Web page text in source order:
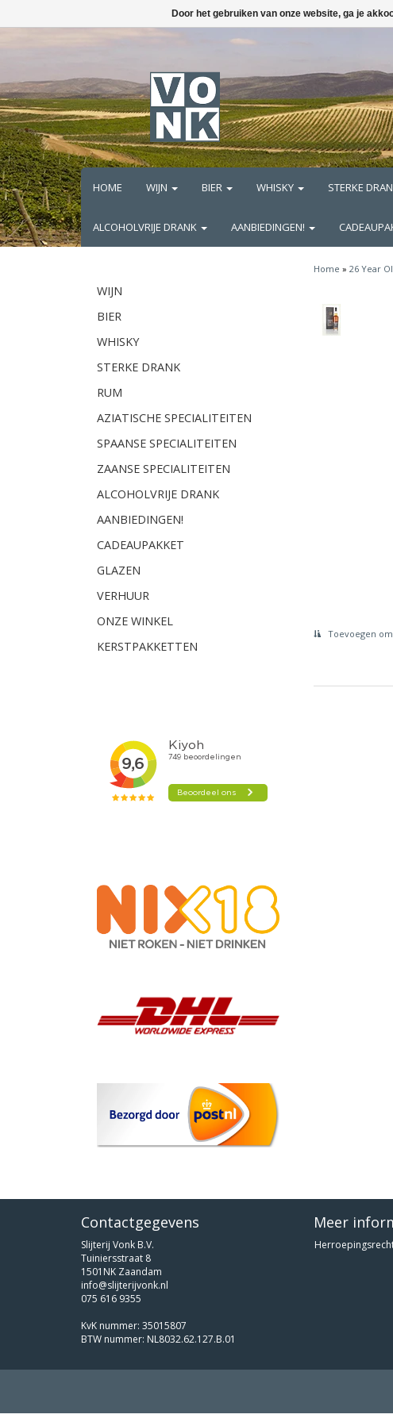
HOME WIJN BIER WHISKY STERKE
ALCOHOLVRIJE DRANK AANBIEDINGEN!
WIJN
BIER
WHISKY
STERKE DRANK
RUM
AZIATISCHE SPECIALITEITEN
SPAANSE SPECIALITEITEN
ZAANSE SPECIALITEITEN
ALCOHOLVRIJE DRANK
AANBIEDINGEN!
CADEAUPAKKET
GLAZEN
VERHUUR
ONZE WINKEL
KERSTPAKKETTEN
Home » 26 Year
Toevoegen
Contactgegevens
Slijterij Vonk B.V.
Tuiniersstraat 8
1501NK Zaandam
info@slijterijvonk.nl
075 616 9355
KvK nummer: 35015807
BTW nummer: NL8032.62.127.B.01
Meer
Door het gebruiken van onze website, ga je